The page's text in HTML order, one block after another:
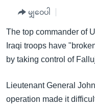
ကျော်
ကြည့်
ရန်
အ
ညွန်း
အစ္စရေး-ပါလက်စတိုင်း
အင်္ဂလိပ်စာလေ့လာမယ်
အမေရိကန်သုံးအီဒီယံ
မကြေးမုံရဲ့ အင်္ဂလိပ်စာ
အပတ်စဉ်ကဏ္ဍများ
ရေဒီယို
ရေဒီယိုနှင့်ရုပ်သံ အချက်
Learning English
မျှဝေပါ
The top commander of
Iraqi troops have
by taking control of
Lieutenant General
operation made it